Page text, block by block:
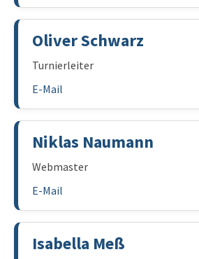
Oliver Schwarz
Turnierleiter
E-Mail
Niklas Naumann
Webmaster
E-Mail
Isabella Meß